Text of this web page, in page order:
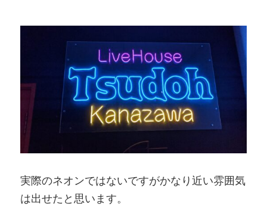
実際のネオンではないですがかなり近い雰囲気
は出せたと思います。